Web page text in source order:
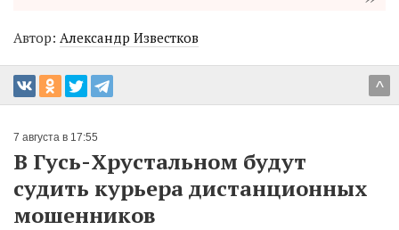
Автор: Александр Известков
^
7 августа в 17:55
В Гусь-Хрустальном будут
судить курьера дистанционных
мошенников